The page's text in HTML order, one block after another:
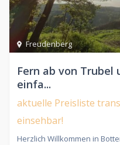
Freudenberg
Fern ab von Trubel
einfa...
aktuelle Preisliste
einsehbar!
Herzlich Willkommen in